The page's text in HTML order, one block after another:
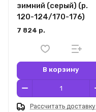
зимний (серый) (р.
120-124/170-176)
7 824 р.
В корзину
Рассчитать доставку